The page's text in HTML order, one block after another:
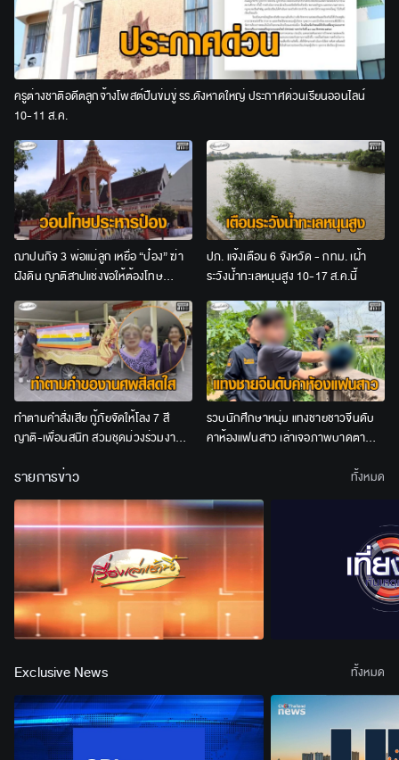
ครูต่างชาติอดีตลูกจ้างโพสต์ปืนข่มขู่ รร.ดังหาดใหญ่ ประกาศด่วนเรียนออนไลน์
10-11 ส.ค.
ฌาปนกิจ 3 พ่อแม่ลูก เหยื่อ “ป๋อง” ฆ่า
ฝังดิน ญาติสาปแช่งขอให้ต้องโทษ
ประหาร
ปภ. แจ้งเตือน 6 จังหวัด - กทม. เฝ้า
ระวังน้ำทะเลหนุนสูง 10-17 ส.ค.นี้
ทำตามคำสั่งเสีย กู้ภัยจัดให้โลง 7 สี
ญาติ-เพื่อนสนิท สวมชุดม่วงร่วมงาน
รวบนักศึกษาหนุ่ม แทงชายชาวจีนดับ
คาห้องแฟนสาว เล่าเจอภาพบาดตา
รายการข่าว ทั้งหมด
Exclusive News ทั้งหมด